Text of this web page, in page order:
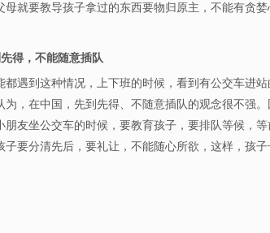
就要教导孩子拿过的东西要物归原主，不能有
得，不能随意插队
都遇到这种情况，上下班的时候，看到有公交车进
为，在中国，先到先得、不随意插队的观念很不强
朋友坐公交车的时候，要教育孩子，要排队等候
分清先后，要礼让，不能随心所欲，这样，孩子